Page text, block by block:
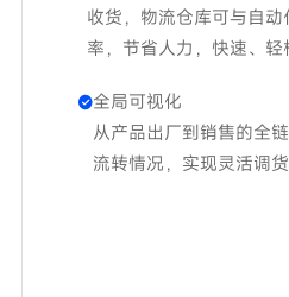
收货，物流仓库可与自
率，节省人力，快速、轻
全局可视化
从产品出厂到销售的全
流转情况，实现灵活调货